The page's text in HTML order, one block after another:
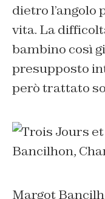
dietro
vita. La
bambino così
presupposto
però trattato
Margot